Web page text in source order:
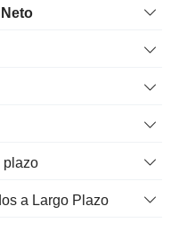
plazo
a Largo Plazo